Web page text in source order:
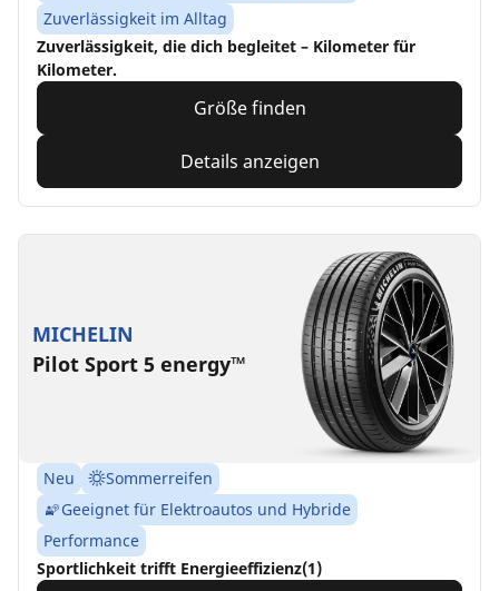
Zuverlässigkeit im Alltag
Zuverlässigkeit, die dich begleitet – Kilometer für
Kilometer.
Größe finden
Details anzeigen
MICHELIN
Pilot Sport 5 energy™
Neu
Sommerreifen
Geeignet für Elektroautos und Hybride
Performance
Sportlichkeit trifft Energieeffizienz(1)